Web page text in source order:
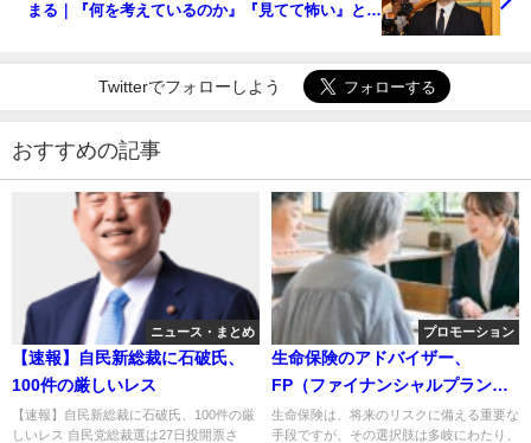
まる｜『何を考えているのか』『見てて怖い』との
Twitterでフォローしよう
おすすめの記事
ニュース・まとめ
【速報】自民新総裁に石破氏、
100件の厳しいレス
【速報】自民新総裁に石破氏、100件の厳
しいレス 自民党総裁選は27日投開票さ
プロモーション
生命保険のアドバイザー、
FP（ファイナンシャルプランナ
ー）の選び方
生命保険は、将来のリスクに備える重要な
手段ですが、その選択肢は多岐にわたり、